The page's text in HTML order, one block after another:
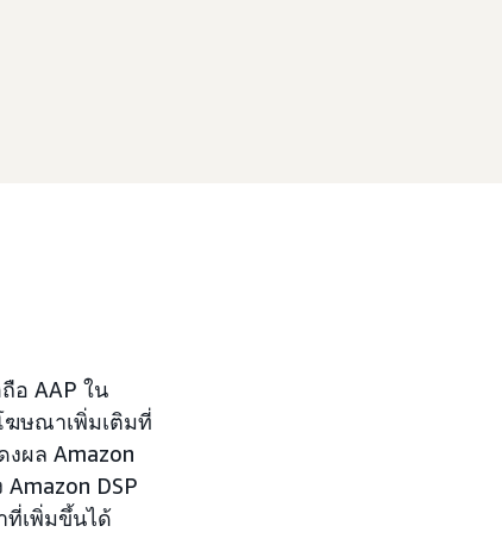
อ AAP ใน
ฆษณาเพิ่มเติมที่
ผล Amazon
DSP
ที่เพิ่มขึ้นได้